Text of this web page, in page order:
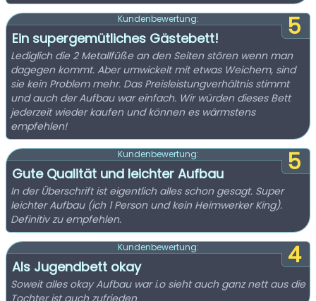
5
Kundenbewertung:
Ein supergemütliches Gästebett!
Lediglich die 2 Metallfüße an den Seiten stören wenn man
dagegen kommt. Aber umwickelt mit etwas Weichem, sind
sie kein Problem mehr. Das Preisleistungverhältnis stimmt
und auch der Aufbau war einfach. Wir würden dieses Bett
jederzeit wieder kaufen und können es wärmstens
empfehlen!
5
Kundenbewertung:
Gute Qualität und leichter Aufbau
In der Überschrift ist eigentlich alles schon gesagt. Super
leichter Aufbau (ich 1 Person und kein Heimwerker King).
Definitiv zu empfehlen.
4
Kundenbewertung:
Als Jugendbett okay
Soweit alles okay Aufbau war i.o sieht auch ganz nett aus die
Tochter ist auch zufrieden